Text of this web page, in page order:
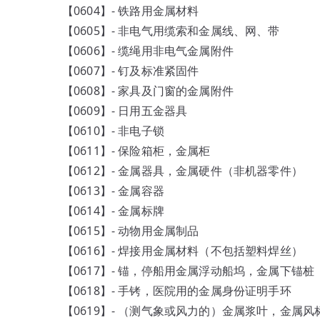
【0604】- 铁路用金属材料
【0605】- 非电气用缆索和金属线、网、带
【0606】- 缆绳用非电气金属附件
【0607】- 钉及标准紧固件
【0608】- 家具及门窗的金属附件
【0609】- 日用五金器具
【0610】- 非电子锁
【0611】- 保险箱柜，金属柜
【0612】- 金属器具，金属硬件（非机器零件）
【0613】- 金属容器
【0614】- 金属标牌
【0615】- 动物用金属制品
【0616】- 焊接用金属材料（不包括塑料焊丝）
【0617】- 锚，停船用金属浮动船坞，金属下锚桩
【0618】- 手铐，医院用的金属身份证明手环
【0619】- （测气象或风力的）金属浆叶，金属风